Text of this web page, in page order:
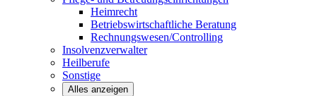
Heimrecht
Betriebswirtschaftliche Beratung
Rechnungswesen/Controlling
Insolvenzverwalter
Heilberufe
Sonstige
Alles anzeigen